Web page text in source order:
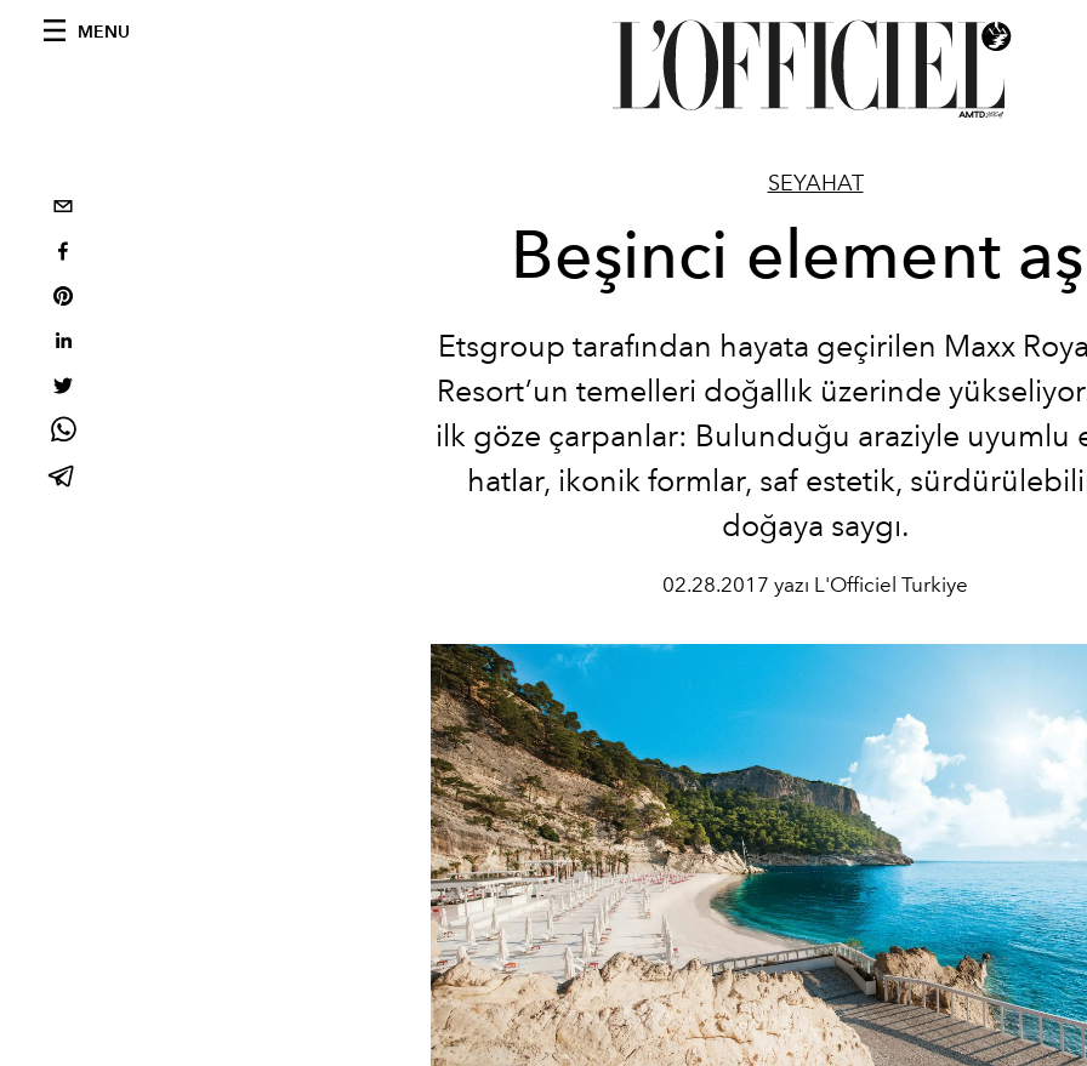
MENU
SEYAHAT
Beşinci element
Etsgroup tarafından hayata geçirilen Maxx
Resort’un temelleri doğallık üzerinde
ilk göze çarpanlar: Bulunduğu araziyle uyumlu
hatlar, ikonik formlar, saf estetik,
doğaya saygı.
02.28.2017 yazı L'Officiel Turkiye